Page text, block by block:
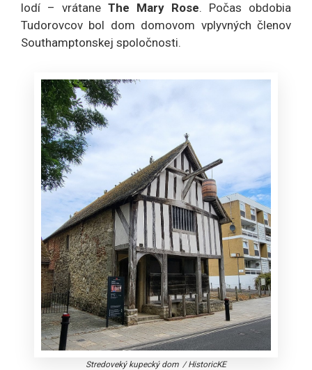
lodí – vrátane The Mary Rose. Počas obdobia
Tudorovcov bol dom domovom vplyvných členov
Southamptonskej spoločnosti.
Stredoveký kupecký dom /HistoricKE